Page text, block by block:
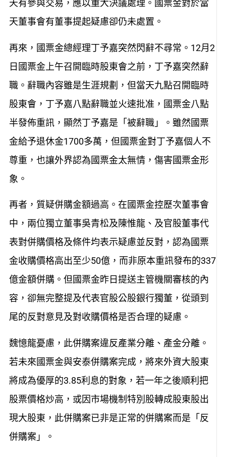
天有參與交易 ，應以重大決議處理。國票金對於當
天董事會有董事提起疑慮卻仍未處置 。
再來，國票金總經理丁予嘉突然閃辭不尋常。 12月2
日國票金上午召開臨時股東會之前，丁予嘉突然辭
職。 辭職內容雖是生涯規劃 ，但當天九點召開臨時
股東會，丁予嘉八點辭職並火速批准，國票金八點
半發佈重訊， 顯然丁予嘉是「被辭職」 。 雖然國票
金給予退休金1700多萬 ，但國票金對丁予嘉個人不
尊重，也讓外界認為國票金太無情，傷害國票金形
象。
再者，質疑併購金額過高。 在國票金控歷次董事會
中，兩位獨立董事吳青松及陳惟龍、及官股董事代
表對併購價格及條件均表示疑慮並反對， 認為國票
金收購價格高出至少50億，而非原本重訊發布的337
億金額併購。但國票金昨日提送主管機關審核的內
容 ， 卻無完整提及代表官股公股銀行獨董，從頭到
尾的反對意見及對收購價格是否合理的疑慮。
魏憶龍憂慮，此併購案違反產業分離、 產金分離。
若未來國票金與安泰併購案完成， 將來外資大股東
將成為優厚的3.85利息的對象 ，若一年之後順利把
股票價格炒高 ， 或因市場機制特別股轉成股東股出
現大股東，此併購案已非是正常的併購案而是 「反
併購案 」 。